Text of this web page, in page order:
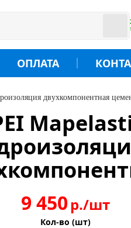
ОПЛАТА
двухкомпонентная
9 450р./шт
Кол-во (шт)